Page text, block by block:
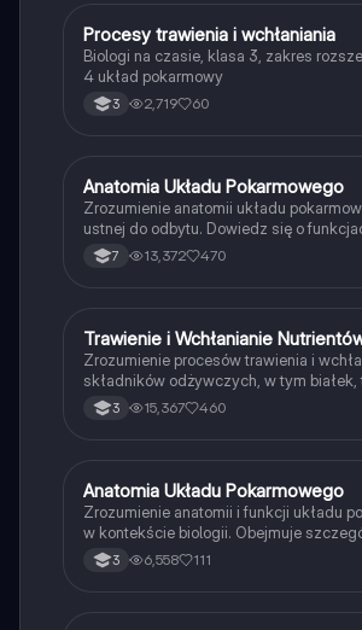
Biologia
Procesy trawienia i wchłaniania
Biologi na czasie, klasa 3, zakres
4 układ pokarmowy
3 2,719 60
Biologia
Anatomia Układu Pokarmowego
Zrozumienie anatomii układu
ustnej do odbytu. Dowiedz się o
procesach trawienia i wchłaniania.
przeznaczony dla uczniów 7 klasy,
7 13,372 470
Biologia
Trawienie i Wchłanianie
Zrozumienie procesów trawienia i
składników odżywczych, w tym białek,
węglowodanów. Dowiedz się, jak
amylaza, lipaza i pepsyna, odgrywają
czasie 3' wydawnictwa Nowa Era.
3 15,367 460
Biologia
Anatomia Układu Pokarmowego
Zrozumienie anatomii i funkcji układu
w kontekście biologii. Obejmuje
budowy jamy ustnej, przełyku, żołądka,
gruczołów trawiennych. Idealne dla
3 6,558 111